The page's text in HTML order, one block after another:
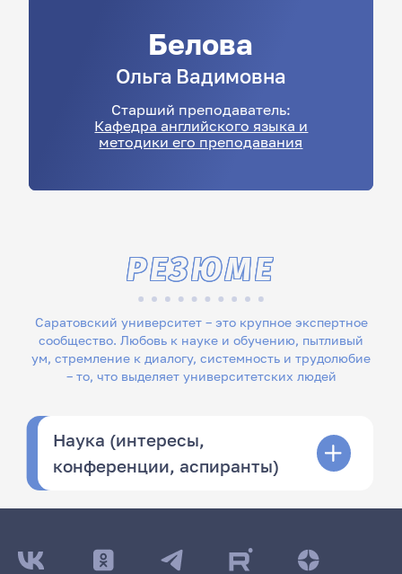
Белова
Ольга Вадимовна
Старший преподаватель:
Кафедра английского языка и
методики его преподавания
Саратовский университет – это крупное экспертное
сообщество. Любовь к науке и обучению, пытливый
ум, стремление к диалогу, системность и трудолюбие
– то, что выделяет университетских людей
РЕЗЮМЕ
Наука (интересы,
конференции, аспиранты)